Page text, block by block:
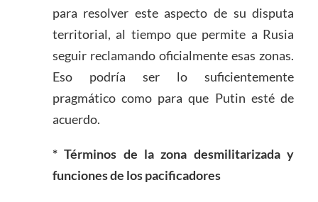
para resolver este aspecto de su disputa
territorial, al tiempo que permite a Rusia
seguir reclamando oficialmente esas zonas.
Eso podría ser lo suficientemente
pragmático como para que Putin esté de
acuerdo.
* Términos de la zona desmilitarizada y
funciones de los pacificadores